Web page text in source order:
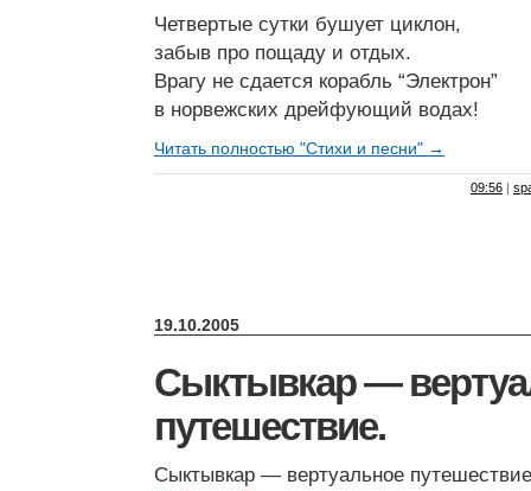
Четвертые сутки бушует циклон,
забыв про пощаду и отдых.
Врагу не сдается корабль “Электрон”
в норвежских дрейфующий водах!
Читать полностью "Стихи и песни" →
09:56 |
19.10.2005
Сыктывкар —
путешествие.
Сыктывкар — вертуальное